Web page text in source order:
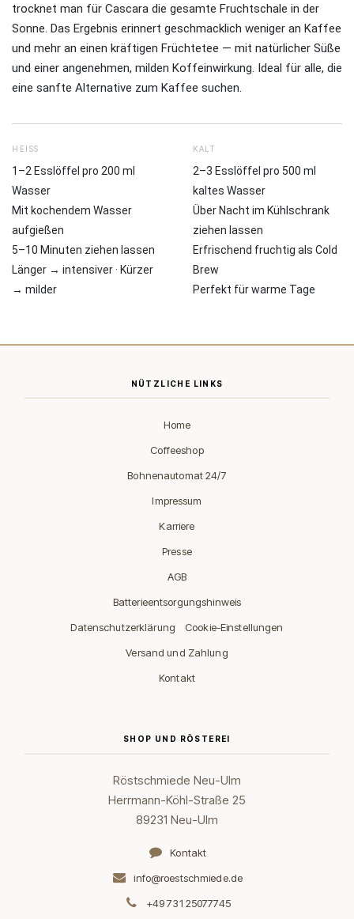
trocknet man für Cascara die gesamte Fruchtschale in der
Sonne. Das Ergebnis erinnert geschmacklich weniger an Kaffee
und mehr an einen kräftigen Früchtetee — mit natürlicher Süße
und einer angenehmen, milden Koffeinwirkung. Ideal für alle, die
eine sanfte Alternative zum Kaffee suchen.
HEISS
1–2 Esslöffel pro 200 ml
Wasser
Mit kochendem Wasser
aufgießen
5–10 Minuten ziehen lassen
Länger → intensiver · Kürzer
→ milder
KALT
2–3 Esslöffel pro 500 ml
kaltes Wasser
Über Nacht im Kühlschrank
ziehen lassen
Erfrischend fruchtig als Cold
Brew
Perfekt für warme Tage
NÜTZLICHE LINKS
Home
Coffeeshop
Bohnenautomat 24/7
Impressum
Karriere
Presse
AGB
Batterieentsorgungshinweis
Datenschutzerklärung
Cookie-Einstellungen
Versand und Zahlung
Kontakt
SHOP UND RÖSTEREI
Röstschmiede Neu-Ulm
Herrmann-Köhl-Straße 25
89231 Neu-Ulm
Kontakt
info@roestschmiede.de
+49 731 25077745